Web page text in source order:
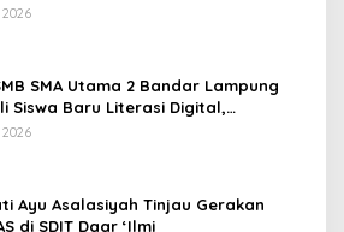
SMA Utama 2 Bandar Lampung
Siswa Baru Literasi Digital,
dan Etika Bermedia Sosial
Ayu Asalasiyah Tinjau Gerakan
di SDIT Daar ‘Ilmi